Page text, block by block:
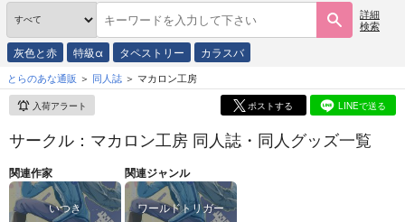
詳細
検索
灰色と赤 特級α タペストリー カラスバ
とらのあな通販 同人誌 マカロン工房
入荷アラート ポストする LINEで送る
サークル：マカロン工房 同人誌・同人グッズ一覧
関連作家
いつき
関連ジャンル
ワールドトリガー